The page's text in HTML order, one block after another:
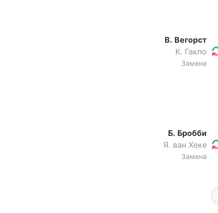
В. Вегорст
К. Гакпо
Замена
Б. Бробби
Я. ван Хеке
Замена